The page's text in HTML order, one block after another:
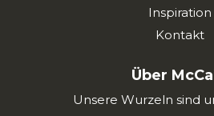
Inspiration
Kontakt
Über
Unsere Wurzeln sind